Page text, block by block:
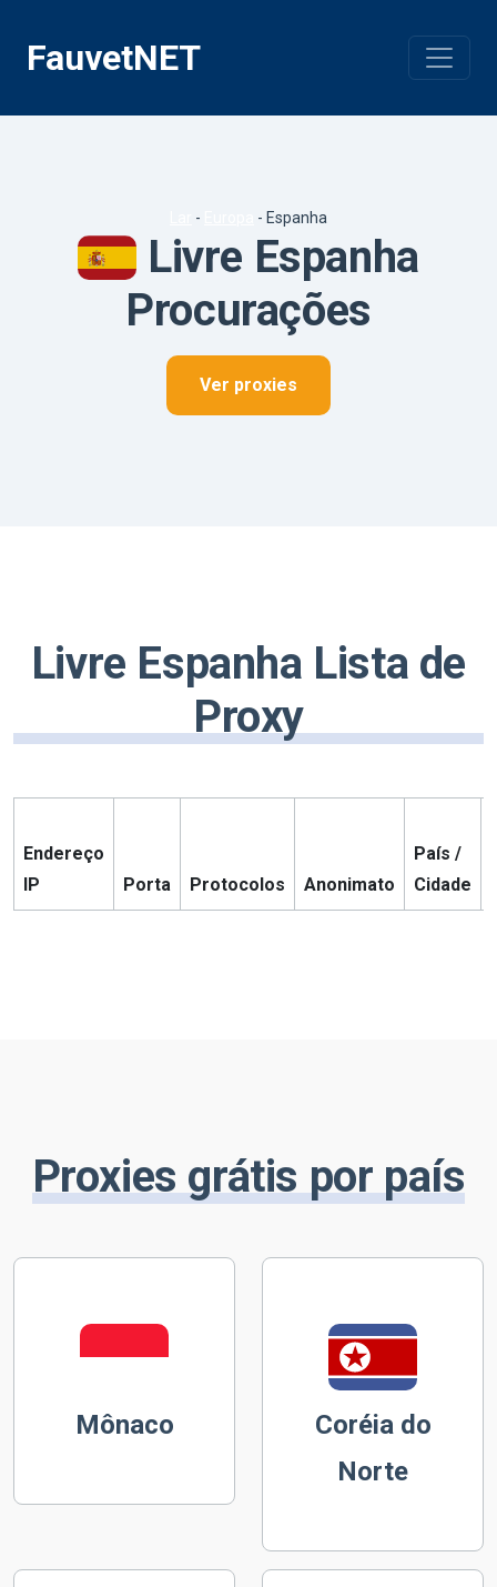
paraFauvetNET
- - Espanha
Livre Espanha
Procurações
Ver proxies
Livre Espanha Lista de
Proxy
Endereço
IP
Porta Protocolos Anonimato
País /
Cidade
Proxies grátis por país
Mônaco
Coréia do
Norte